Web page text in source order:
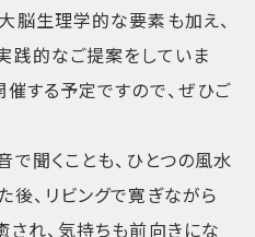
脳生理学的な要素も加え、
践的なご提案をしていま
する予定ですので、ぜひご
で聞くことも、ひとつの風水
後、リビングで寛ぎながら
され、気持ちも前向きにな